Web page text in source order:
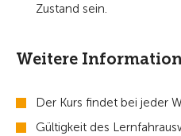
Zustand sein.
Weitere
Der Kurs findet bei jeder
Gültigkeit des